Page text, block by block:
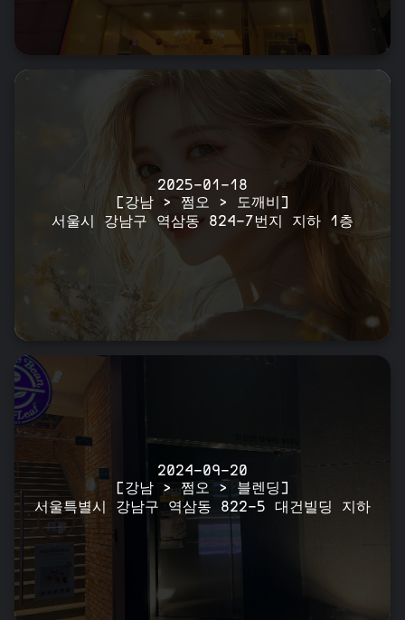
2025-01-18
[강남 > 쩜오 > 도깨비]
서울시 강남구 역삼동 824-7번지 지하 1층
2024-09-20
[강남 > 쩜오 > 블렌딩]
서울특별시 강남구 역삼동 822-5 대건빌딩 지하